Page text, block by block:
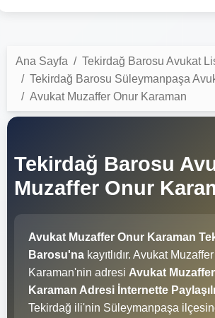
Ana Sayfa
Tekirdağ Barosu Avukat
Tekirdağ Barosu Süleymanpaşa
Avukat Muzaffer Onur Karaman
Tekirdağ Barosu
Muzaffer Onur
Avukat Muzaffer Onur Karaman
Barosu'na kayıtlıdır. Avukat
Karaman'nin adresi Avukat
Karaman Adresi İnternette
Tekirdağ ili'nin Süleymanpaşa